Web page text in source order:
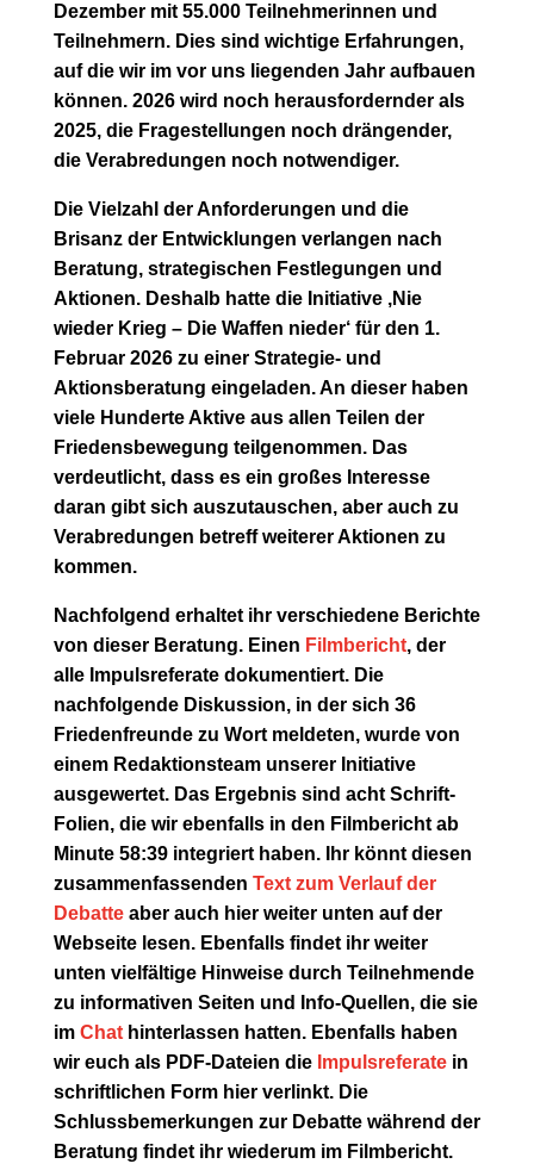
Dezember mit 55.000 Teilnehmerinnen und
Teilnehmern. Dies sind wichtige Erfahrungen,
auf die wir im vor uns liegenden Jahr aufbauen
können. 2026 wird noch herausfordernder als
2025, die Fragestellungen noch drängender,
die Verabredungen noch notwendiger.
Die Vielzahl der Anforderungen und die
Brisanz der Entwicklungen verlangen nach
Beratung, strategischen Festlegungen und
Aktionen. Deshalb hatte die Initiative ‚Nie
wieder Krieg – Die Waffen nieder‘ für den 1.
Februar 2026 zu einer Strategie- und
Aktionsberatung eingeladen. An dieser haben
viele Hunderte Aktive aus allen Teilen der
Friedensbewegung teilgenommen. Das
verdeutlicht, dass es ein großes Interesse
daran gibt sich auszutauschen, aber auch zu
Verabredungen betreff weiterer Aktionen zu
kommen.
Nachfolgend erhaltet ihr verschiedene Berichte
von dieser Beratung. Einen Filmbericht, der
alle Impulsreferate dokumentiert. Die
nachfolgende Diskussion, in der sich 36
Friedenfreunde zu Wort meldeten, wurde von
einem Redaktionsteam unserer Initiative
ausgewertet. Das Ergebnis sind acht Schrift-
Folien, die wir ebenfalls in den Filmbericht ab
Minute 58:39 integriert haben. Ihr könnt diesen
zusammenfassenden Text zum Verlauf der
Debatteaber auch hier weiter unten auf der
Webseite lesen. Ebenfalls findet ihr weiter
unten vielfältige Hinweise durch Teilnehmende
zu informativen Seiten und Info-Quellen, die sie
im Chathinterlassen hatten. Ebenfalls haben
wir euch als PDF-Dateien die Impulsreferatein
schriftlichen Form hier verlinkt. Die
Schlussbemerkungen zur Debatte während der
Beratung findet ihr wiederum im Filmbericht.